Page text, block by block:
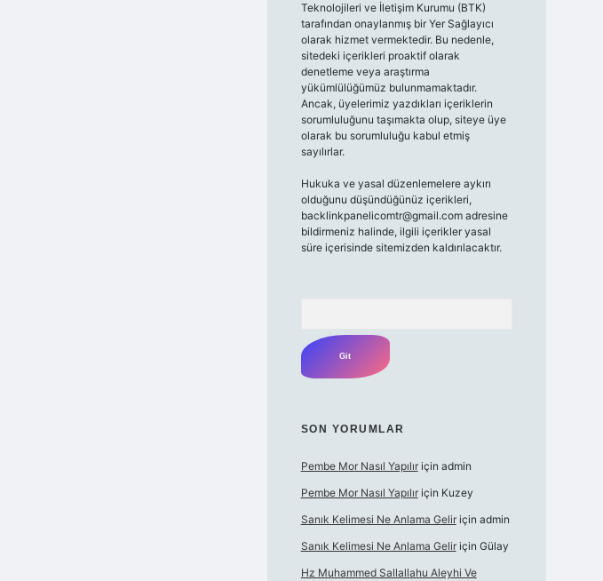
Teknolojileri ve İletişim Kurumu (BTK)
tarafından onaylanmış bir Yer Sağlayıcı
olarak hizmet vermektedir. Bu nedenle,
sitedeki içerikleri proaktif olarak
denetleme veya araştırma
yükümlülüğümüz bulunmamaktadır.
Ancak, üyelerimiz yazdıkları içeriklerin
sorumluluğunu taşımakta olup, siteye üye
olarak bu sorumluluğu kabul etmiş
sayılırlar.
Hukuka ve yasal düzenlemelere aykırı
olduğunu düşündüğünüz içerikleri,
backlinkpanelicomtr@gmail.comadresine
bildirmeniz halinde, ilgili içerikler yasal
süre içerisinde sitemizden kaldırılacaktır.
SON YORUMLAR
Pembe Mor Nasıl Yapılıriçin admin
Pembe Mor Nasıl Yapılıriçin Kuzey
Sanık Kelimesi Ne Anlama Geliriçin admin
Sanık Kelimesi Ne Anlama Geliriçin Gülay
Hz Muhammed Sallallahu Aleyhi Ve